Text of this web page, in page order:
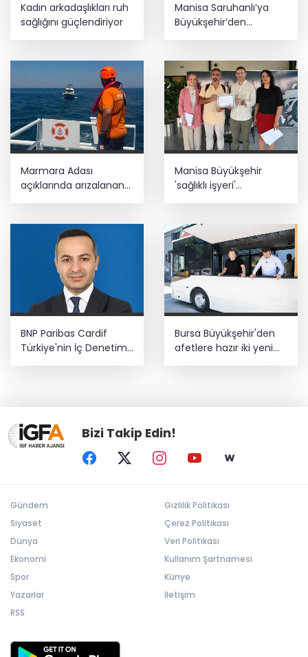
Kadın arkadaşlıkları ruh
sağlığını güçlendiriyor
Manisa Saruhanlı’ya
Büyükşehir’den
tarımsal destek
Marmara Adası
açıklarında arızalanan
Manisa Büyükşehir
'sağlıklı işyeri'
BNP Paribas Cardif
Türkiye'nin İç Denetim
Direktörü Mustafa
Bursa Büyükşehir'den
afetlere hazır iki yeni
mobil araç
Bizi Takip Edin!
Gündem
Siyaset
Dünya
Ekonomi
Spor
Yazarlar
RSS
Gizlilik Politikası
Çerez Politikası
Veri Politikası
Kullanım Şartnamesi
Künye
İletişim